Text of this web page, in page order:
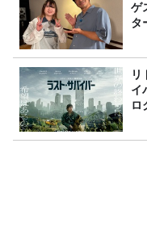
ゲ
タ
リ
イ
ロ